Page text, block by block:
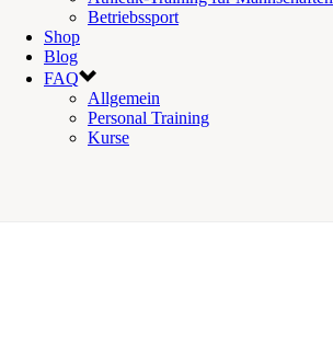
Betriebssport
Shop
Blog
FAQ
Allgemein
Personal Training
Kurse